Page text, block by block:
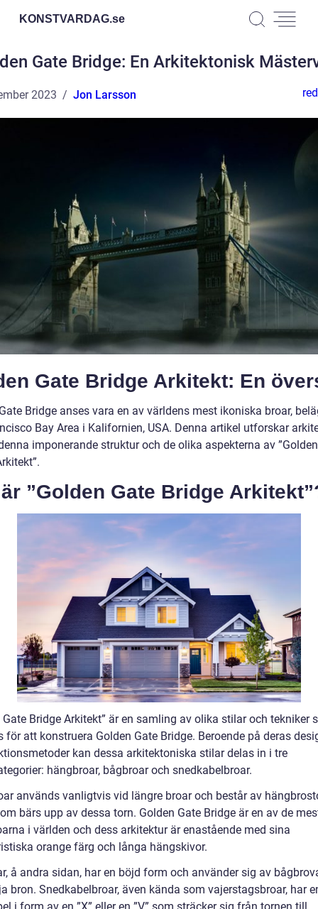
KONSTVARDAG.se
Gate Bridge: En Arkitektonisk
2023 Jon Larsson
Gate Bridge Arkitekt: En
Bridge anses vara en av världens mest ikoniska broar,
Bay Area i Kalifornien, USA. Denna artikel utforskar
imponerande struktur och de olika aspekterna av
”Golden Gate Bridge
Gate Bridge Arkitekt” är en samling av olika stilar och tekniker
för att konstruera Golden Gate Bridge. Beroende på deras
kan dessa arkitektoniska stilar delas in i tre
hängbroar, bågbroar och snedkabelbroar.
används vanligtvis vid längre broar och består av
bärs upp av dessa torn. Golden Gate Bridge är en av de
i världen och dess arkitektur är enastående med sina
orange färg och långa hängskivor.
å andra sidan, har en böjd form och använder sig av
bron. Snedkabelbroar, även kända som vajerstagsbroar, har